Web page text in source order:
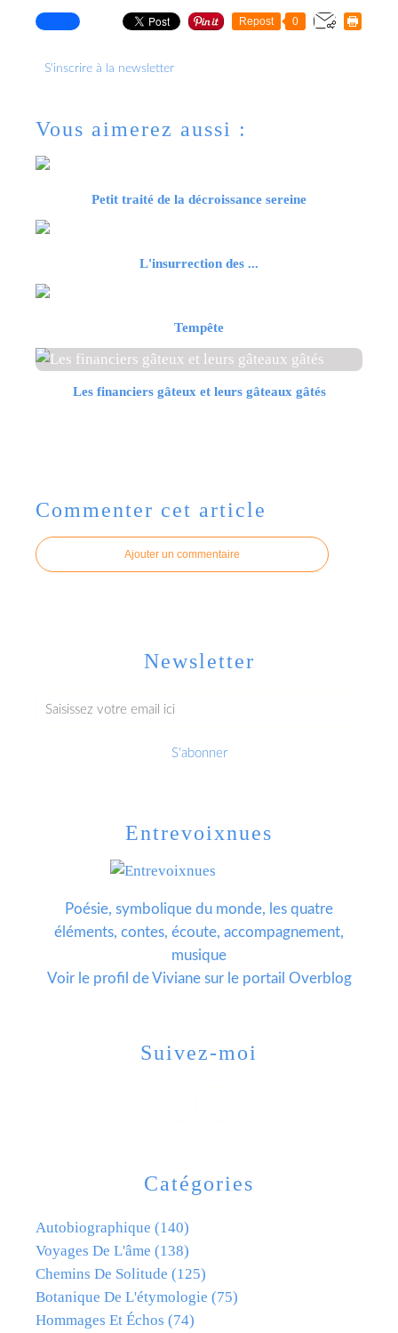
Repost 0
S'inscrire à la newsletter
Vous aimerez aussi :
Petit traité de la décroissance sereine
L'insurrection des ...
Tempête
Les financiers gâteux et leurs gâteaux gâtés
Commenter cet article
Ajouter un commentaire
Newsletter
Catégories
Autobiographique (140)
Voyages De L'âme (138)
Chemins De Solitude (125)
Botanique De L'étymologie (75)
Hommages Et Échos (74)
Entrevoixnues
Poésie, symbolique du monde, les quatre
éléments, contes, écoute, accompagnement,
musique
Voir le profil deVivianesur le portail Overblog
Suivez-moi